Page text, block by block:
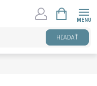
HĽADAŤ
KOŠÍK